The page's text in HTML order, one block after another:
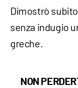
Dimostrò
senza indugio
greche.
NON